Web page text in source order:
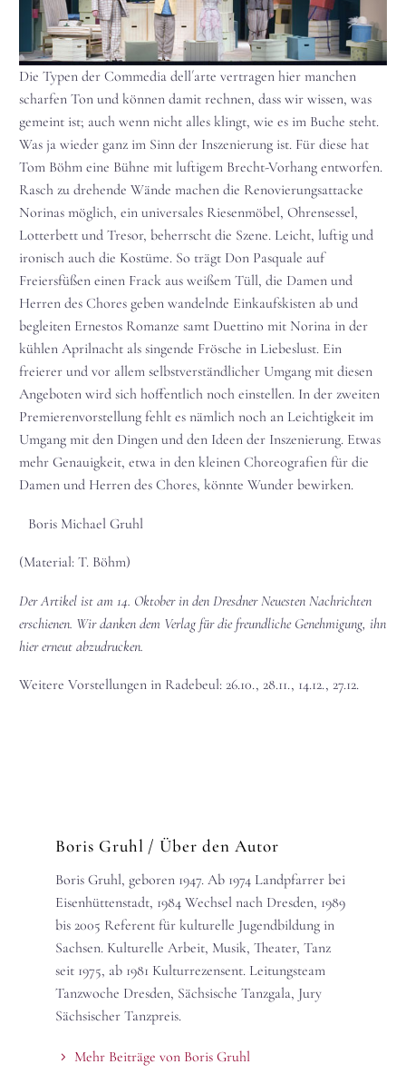
Die Typen der Commedia dell´arte vertragen hier manchen
scharfen Ton und können damit rechnen, dass wir wissen, was
gemeint ist; auch wenn nicht alles klingt, wie es im Buche steht.
Was ja wieder ganz im Sinn der Inszenierung ist. Für diese hat
Tom Böhm eine Bühne mit luftigem Brecht-Vorhang entworfen.
Rasch zu drehende Wände machen die Renovierungsattacke
Norinas möglich, ein universales Riesenmöbel, Ohrensessel,
Lotterbett und Tresor, beherrscht die Szene. Leicht, luftig und
ironisch auch die Kostüme. So trägt Don Pasquale auf
Freiersfüßen einen Frack aus weißem Tüll, die Damen und
Herren des Chores geben wandelnde Einkaufskisten ab und
begleiten Ernestos Romanze samt Duettino mit Norina in der
kühlen Aprilnacht als singende Frösche in Liebeslust. Ein
freierer und vor allem selbstverständlicher Umgang mit diesen
Angeboten wird sich hoffentlich noch einstellen. In der zweiten
Premierenvorstellung fehlt es nämlich noch an Leichtigkeit im
Umgang mit den Dingen und den Ideen der Inszenierung. Etwas
mehr Genauigkeit, etwa in den kleinen Choreografien für die
Damen und Herren des Chores, könnte Wunder bewirken.
Boris Michael Gruhl
(Material: T. Böhm)
Der Artikel ist am 14. Oktober in den Dresdner Neuesten Nachrichten
erschienen. Wir danken dem Verlag für die freundliche Genehmigung, ihn
hier erneut abzudrucken.
Weitere Vorstellungen in Radebeul: 26.10., 28.11., 14.12., 27.12.
Boris Gruhl / Über den Autor
Boris Gruhl, geboren 1947. Ab 1974 Landpfarrer bei
Eisenhüttenstadt, 1984 Wechsel nach Dresden, 1989
bis 2005 Referent für kulturelle Jugendbildung in
Sachsen. Kulturelle Arbeit, Musik, Theater, Tanz
seit 1975, ab 1981 Kulturrezensent. Leitungsteam
Tanzwoche Dresden, Sächsische Tanzgala, Jury
Sächsischer Tanzpreis.
Mehr Beiträge von Boris Gruhl